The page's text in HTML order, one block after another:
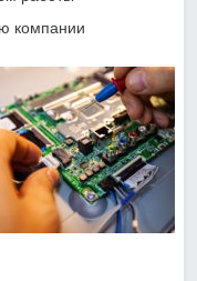
компании